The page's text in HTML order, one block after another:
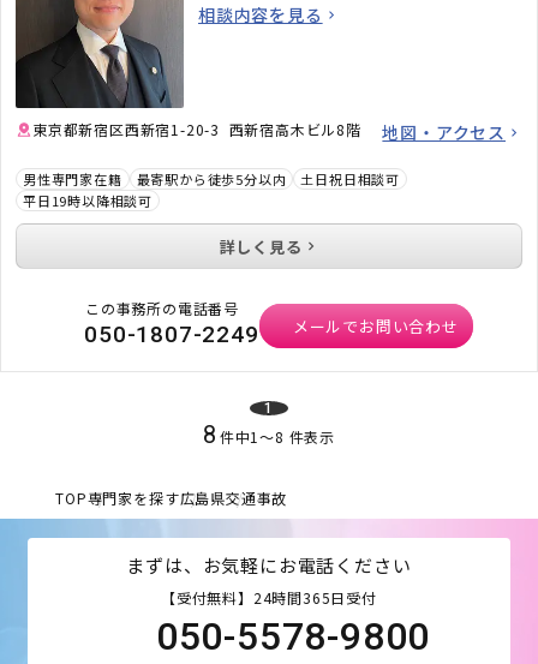
相談内容を見る
東京都新宿区西新宿1-20-3 西新宿高木ビル8階 地図・アクセス
男性専門家在籍 最寄駅から徒歩5分以内
土日祝日相談可
平日19時以降相談可
詳しく見る
この事務所の電話番号
050-1807-2249 メールでお問い合わせ
1
8 件中1〜8 件表示
TOP専門家を探す広島県交通事故
まずは、お気軽にお電話ください
【受付無料】24時間365日受付
050-5578-9800